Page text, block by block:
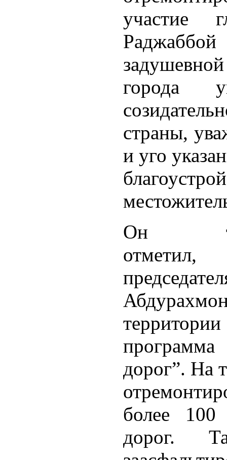
участие
города
страны,
и уго
Он
дорог”. На
более 100
дорог.